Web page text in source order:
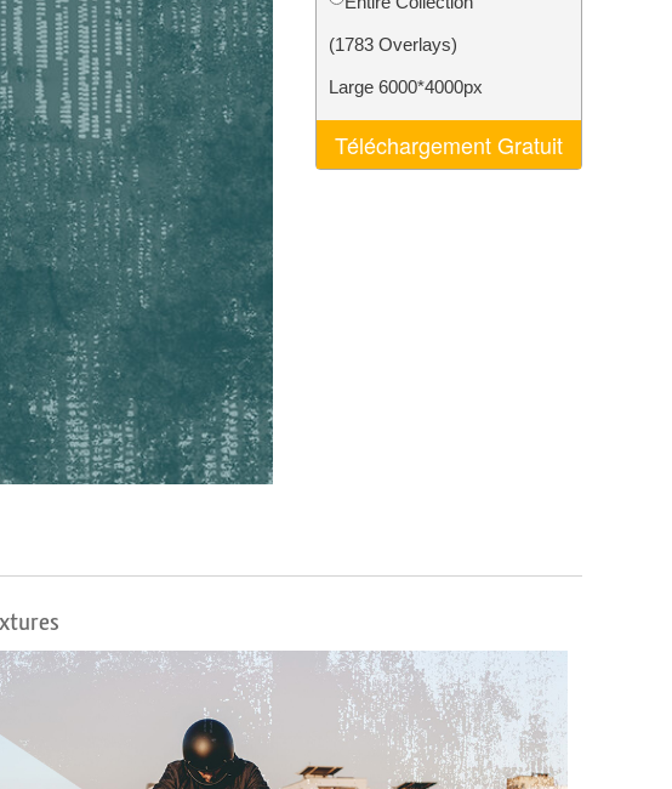
d'Entraînement IA Video Editing Services
(1783 Overlays)
Large 6000*4000px
Téléchargement Gratuit